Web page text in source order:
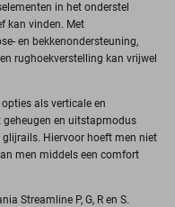
in het onderstel
kan vinden. Met
en bekkenondersteuning,
rughoekverstelling kan vrijwel
als verticale en
en uitstapmodus
Hiervoor hoeft men niet
men middels een comfort
Streamline P, G, R en S.